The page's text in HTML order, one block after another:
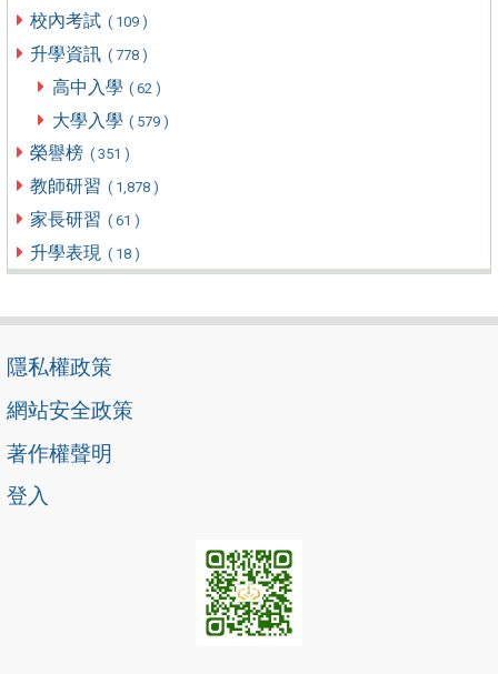
校內考試 ( 109 )
升學資訊 ( 778 )
高中入學 ( 62 )
大學入學 ( 579 )
榮譽榜 ( 351 )
教師研習 ( 1,878 )
家長研習 ( 61 )
升學表現 ( 18 )
隱私權政策
網站安全政策
著作權聲明
登入